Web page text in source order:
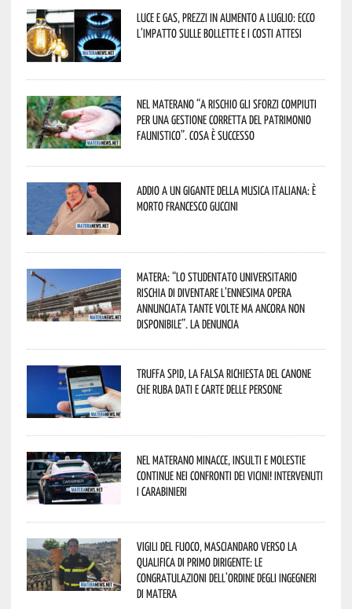
Luce e gas, prezzi in aumento a luglio: ecco
l’impatto sulle bollette e i costi attesi
Nel materano “a rischio gli sforzi compiuti
per una gestione corretta del patrimonio
faunistico”. Cosa è successo
Addio a un gigante della musica italiana: è
morto Francesco Guccini
Matera: “Lo studentato universitario
rischia di diventare l’ennesima opera
annunciata tante volte ma ancora non
disponibile”. La denuncia
Truffa Spid, la falsa richiesta del canone
che ruba dati e carte delle persone
Nel materano minacce, insulti e molestie
continue nei confronti dei vicini! Intervenuti
i Carabinieri
Vigili del Fuoco, Masciandaro verso la
qualifica di Primo Dirigente: le
congratulazioni dell’Ordine degli Ingegneri
di Matera